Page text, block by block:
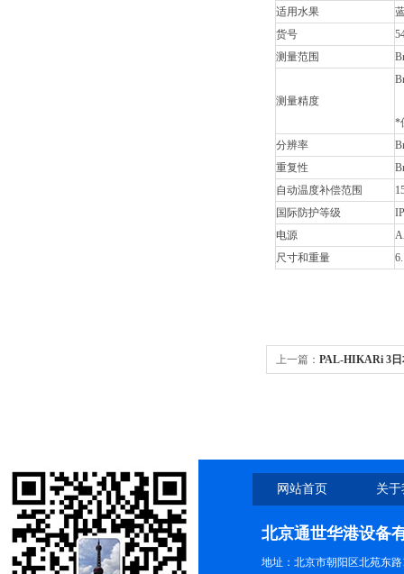
适用水果
货号
测量范围
测量精度
*
分辨率
重复性
自动温度补偿范围
国际防护等级
电源
尺寸和重量
上一篇： PAL-HIKARi 3
网站首页 关
北京通世华港设备
地址：北京市朝阳区北苑东路